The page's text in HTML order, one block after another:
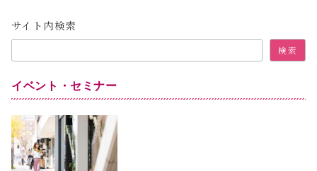
サイト内検索
検索
イベント・セミナー